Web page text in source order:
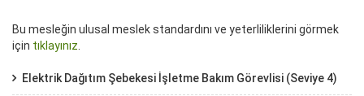
Bu mesleğin ulusal meslek standardını ve yeterliliklerini görmek
için tıklayınız
Elektrik Dağıtım Şebekesi İşletme Bakım Görevlisi (Seviye 4)